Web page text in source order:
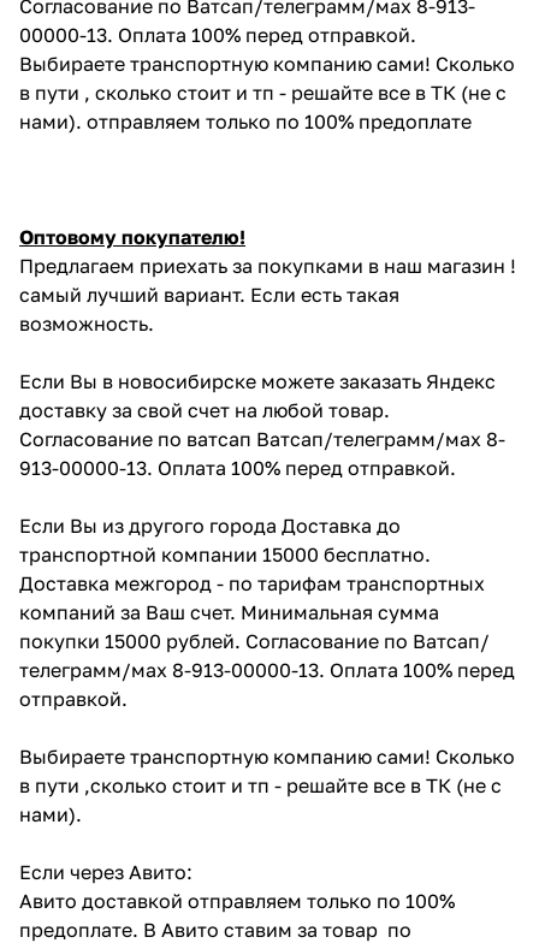
Согласование по Ватсап/телеграмм/мах 8-913-
00000-13. Оплата 100% перед отправкой.
Выбираете транспортную компанию сами! Сколько
в пути , сколько стоит и тп - решайте все в ТК (не с
нами). отправляем только по 100% предоплате
Оптовому покупателю!
Предлагаем приехать за покупками в наш магазин !
самый лучший вариант. Если есть такая
возможность.
Если Вы в новосибирске можете заказать Яндекс
доставку за свой счет на любой товар.
Согласование по ватсап Ватсап/телеграмм/мах 8-
913-00000-13. Оплата 100% перед отправкой.
Если Вы из другого города Доставка до
транспортной компании 15000 бесплатно.
Доставка межгород - по тарифам транспортных
компаний за Ваш счет. Минимальная сумма
покупки 15000 рублей. Согласование по Ватсап/
телеграмм/мах 8-913-00000-13. Оплата 100% перед
отправкой.
Выбираете транспортную компанию сами! Сколько
в пути ,сколько стоит и тп - решайте все в ТК (не с
нами).
Если через Авито:
Авито доставкой отправляем только по 100%
предоплате. В Авито ставим за товар по